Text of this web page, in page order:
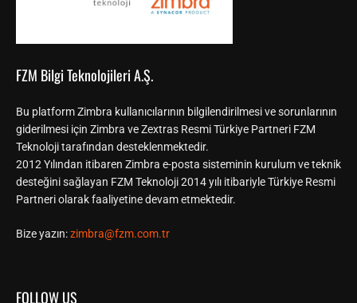
FZM Bilgi Teknolojileri A.Ş.
Bu platform Zimbra kullanıcılarının bilgilendirilmesi ve sorunlarının
giderilmesi için Zimbra ve Zextras Resmi Türkiye Partneri FZM
Teknoloji tarafından desteklenmektedir.
2012 Yılından itibaren Zimbra e-posta sisteminin kurulum ve teknik
desteğini sağlayan FZM Teknoloji 2014 yılı itibariyle Türkiye Resmi
Partneri olarak faaliyetine devam etmektedir.
Bize yazın:zimbra@fzm.com.tr
FOLLOW US